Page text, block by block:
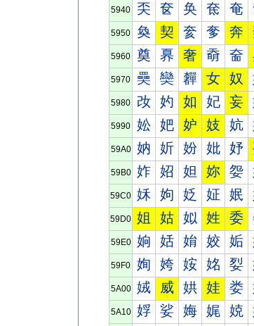
5940 奀 奁 奂 奃 奄
5950 奐 契 奒 奓 奔
5960 奠 奡 奢 奣 奤
5970 奰 奱 奲 女 奴
5980 妀 妁 如 妃 妄
5990 妐 妑 妒 妓 妔
59A0 妠 妡 妢 妣 妤
59B0 妰 妱 妲 妳 妴
59C0 姀 姁 姂 姃 姄
59D0 姐 姑 姒 姓 委
59E0 姠 姡 姢 姣 姤
59F0 姰 姱 姲 姳 姴
5A00 娀 威 娂 娃 娄
5A10 娐 娑 娒 娓 娔